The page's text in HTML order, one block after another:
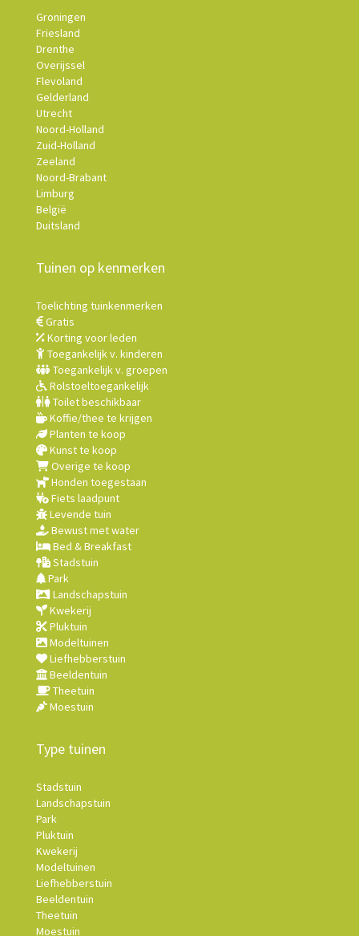
Groningen
Friesland
Drenthe
Overijssel
Flevoland
Gelderland
Utrecht
Noord-Holland
Zuid-Holland
Zeeland
Noord-Brabant
Limburg
België
Duitsland
Tuinen op kenmerken
Toelichting tuinkenmerken
Gratis
Korting voor leden
Toegankelijk v. kinderen
Toegankelijk v. groepen
Rolstoeltoegankelijk
Toilet beschikbaar
Koffie/thee te krijgen
Planten te koop
Kunst te koop
Overige te koop
Honden toegestaan
Fiets laadpunt
Levende tuin
Bewust met water
Bed & Breakfast
Stadstuin
Park
Landschapstuin
Kwekerij
Pluktuin
Modeltuinen
Liefhebberstuin
Beeldentuin
Theetuin
Moestuin
Type tuinen
Stadstuin
Landschapstuin
Park
Pluktuin
Kwekerij
Modeltuinen
Liefhebberstuin
Beeldentuin
Theetuin
Moestuin